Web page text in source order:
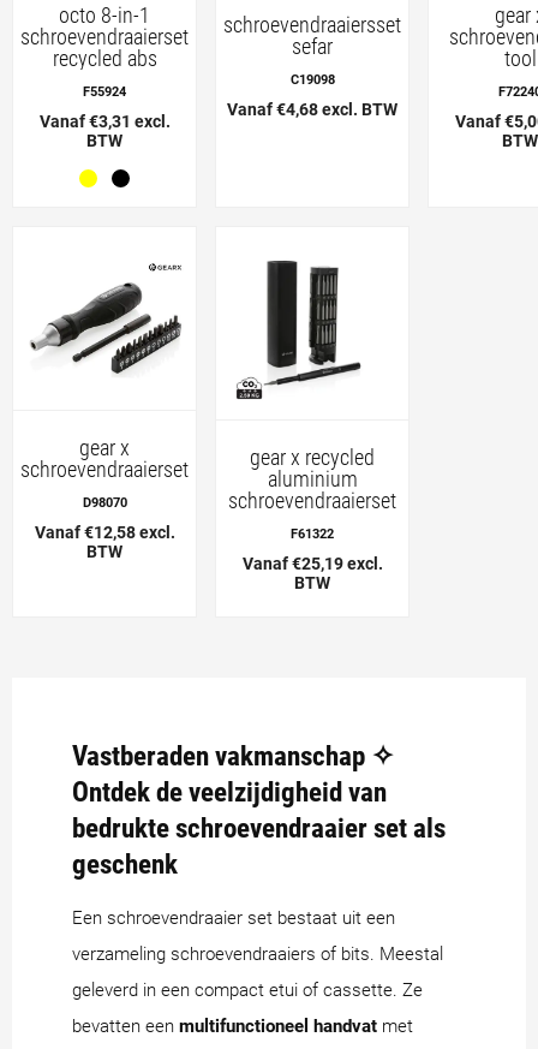
octo 8-in-1
schroevendraaierset
recycled abs
F55924
Vanaf €3,31 excl.
BTW
schroevendraaiersset
sefar
C19098
Vanaf €4,68 excl. BTW
gear
tool
Vanaf
BTW
gear x
schroevendraaierset
D98070
Vanaf €12,58 excl.
BTW
gear x recycled
aluminium
schroevendraaierset
F61322
Vanaf €25,19 excl.
BTW
Vastberaden vakmanschap ✧
Ontdek de veelzijdigheid van
bedrukte schroevendraaier set als
geschenk
Een schroevendraaier set bestaat uit een
verzameling schroevendraaiers of bits. Meestal
geleverd in een compact etui of cassette. Ze
bevatten een multifunctioneel handvat met